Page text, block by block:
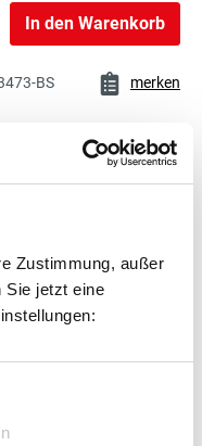
Zustimmung, außer
Sie jetzt eine
106,00 €*
126,14 € inkl. MwSt.
72,00 €*
exkl. 13,68 € MwSt.
108,00 €*
exkl. 20,52 € MwSt.
128,52 € inkl. MwSt.
In den Warenkorb
BS merken